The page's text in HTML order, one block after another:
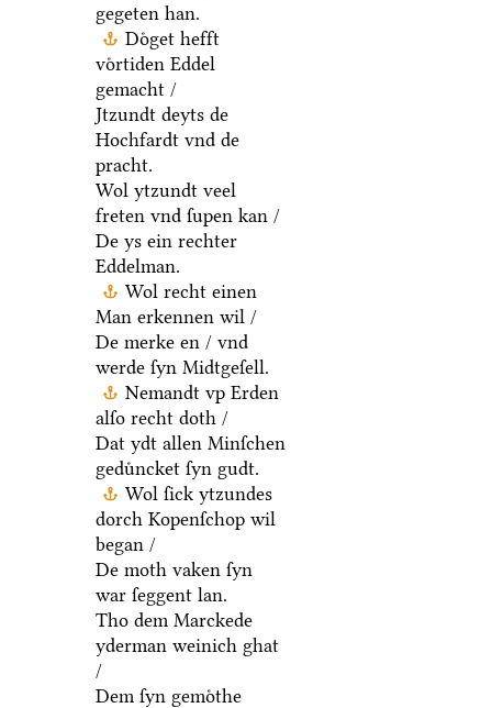
gegeten han.
Doͤget hefft
voͤrtiden Eddel
gemacht /
Jtzundt deyts de
Hochfardt vnd de
pracht.
Wol ytzundt veel
freten vnd ſupen kan /
De ys ein rechter
Eddelman.
Wol recht einen
Man erkennen wil /
De merke en / vnd
werde ſyn Midtgeſell.
Nemandt vp Erden
alſo recht doth /
Dat ydt allen Minſchen
geduͤncket ſyn gudt.
Wol ſick ytzundes
dorch Kopenſchop wil
began /
De moth vaken ſyn
war ſeggent lan.
Tho dem Marckede
yderman weinich ghat
/
Dem ſyn gemoͤthe